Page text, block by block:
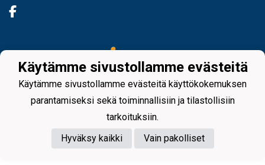
Käytämme sivustollamme evästeitä
Käytämme sivustollamme evästeitä käyttökokemuksen
parantamiseksi sekä toiminnallisiin ja tilastollisiin
tarkoituksiin.
Hyväksy kaikki
Vain pakolliset